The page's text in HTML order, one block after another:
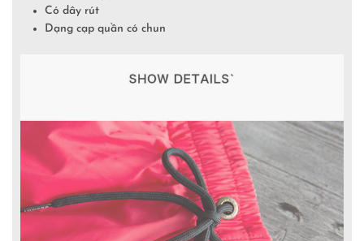
Có dây rút
Dạng cạp quần có chun